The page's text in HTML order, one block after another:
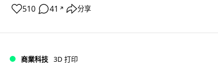
510 41 ↗ 分享
商業科技 3D 打印